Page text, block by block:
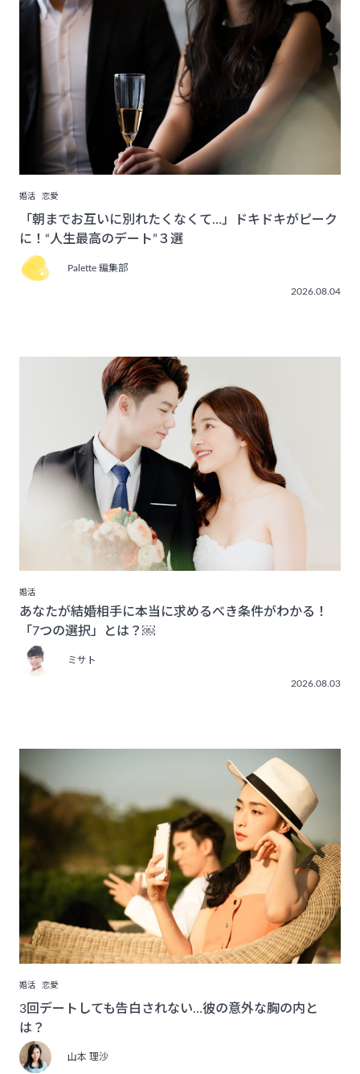
婚活 恋愛
「朝までお互いに別れたくなくて…」ドキドキがピーク
に！“人生最高のデート”３選
Palette 編集部
2026.08.04
婚活
あなたが結婚相手に本当に求めるべき条件がわかる！
「7つの選択」とは？￼
ミサト
2026.08.03
婚活 恋愛
3回デートしても告白されない…彼の意外な胸の内と
は？
山本 理沙